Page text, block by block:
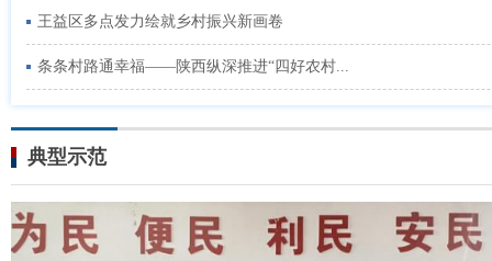
王益区多点发力绘就乡村振兴新画卷
条条村路通幸福——陕西纵深推进“四好农村...
典型示范